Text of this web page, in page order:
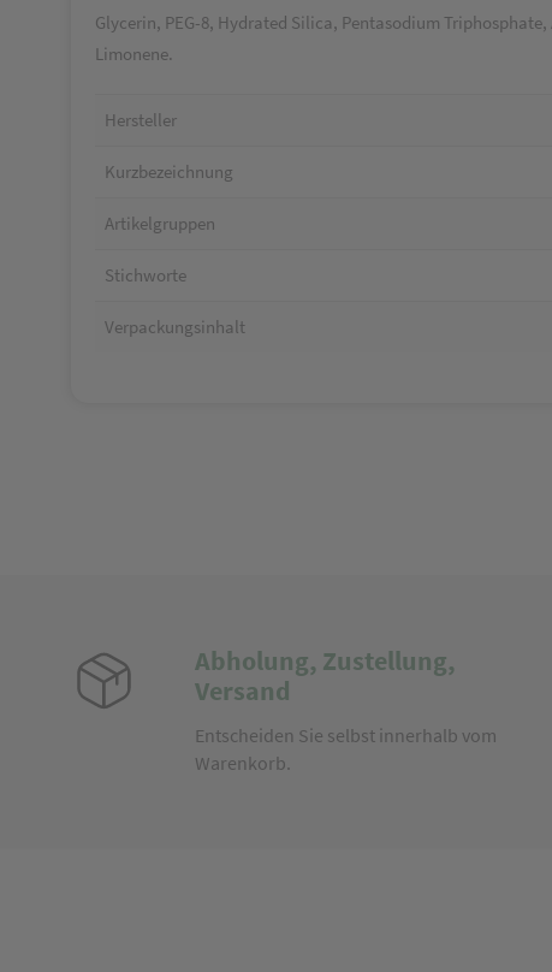
Glycerin, PEG-8, Hydrated Silica, Pentasodium
Limonene.
Hersteller
Kurzbezeichnung
Artikelgruppen
Stichworte
Verpackungsinhalt
Abholung, Zustellung,
Versand
Entscheiden Sie selbst innerhalb vom
Warenkorb.